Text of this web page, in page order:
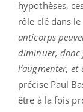
hypothèses,
rôle clé dans
anticorps
diminuer, donc
l’augmenter,
précise Paul
être à la fois